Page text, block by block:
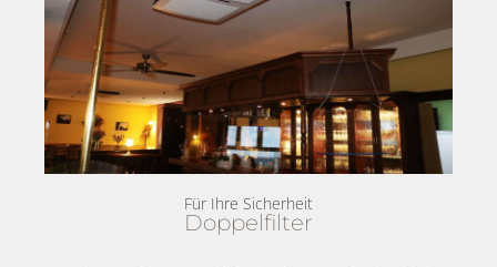
Für Ihre Sicherheit
Doppelfilter